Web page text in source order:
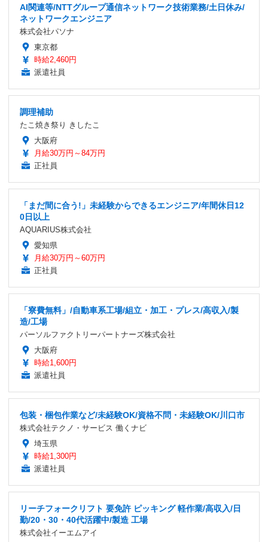
AI関連等/NTTグループ通信ネットワーク技術業務/土日休み/
ネットワークエンジニア
株式会社パソナ
東京都
時給2,460円
派遣社員
調理補助
たこ焼き祭り きしたこ
大阪府
月給30万円～84万円
正社員
「まだ間に合う!」未経験からできるエンジニア/年間休日12
0日以上
AQUARIUS株式会社
愛知県
月給30万円～60万円
正社員
「寮費無料」/自動車系工場/組立・加工・プレス/高収入/製
造/工場
パーソルファクトリーパートナーズ株式会社
大阪府
時給1,600円
派遣社員
包装・梱包作業など/未経験OK/資格不問・未経験OK/川口市
株式会社テクノ・サービス 働くナビ
埼玉県
時給1,300円
派遣社員
リーチフォークリフト 要免許 ピッキング 軽作業/高収入/日
勤/20・30・40代活躍中/製造 工場
株式会社イーエムアイ